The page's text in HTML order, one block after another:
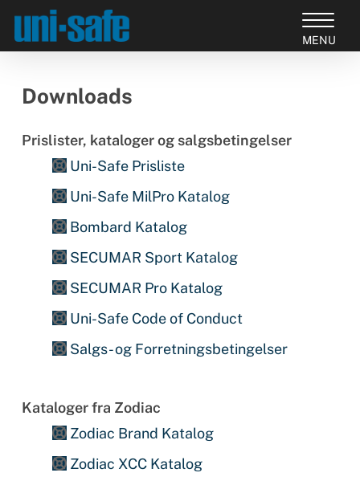
main
Downloads
Prislister, kataloger og salgsbetingelser
Uni-Safe Prisliste
Uni-Safe MilPro Katalog
Bombard Katalog
SECUMAR Sport Katalog
SECUMAR Pro Katalog
Uni-Safe Code of Conduct
Salgs- og Forretningsbetingelser
Kataloger fra Zodiac
Zodiac Brand Katalog
Zodiac XCC Katalog
Close